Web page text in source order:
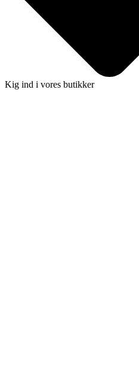
Kig ind i vores butikker